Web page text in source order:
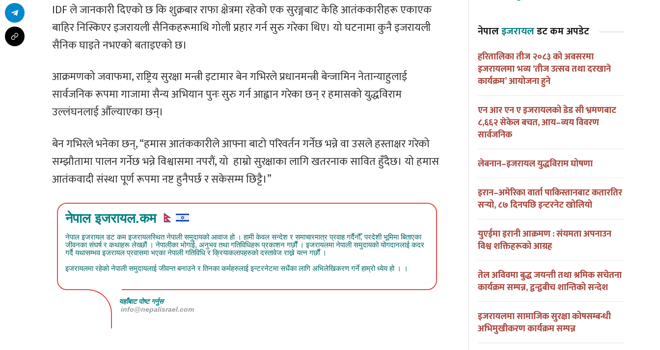
IDF ले जानकारी दिएको छ कि शुक्रबार राफा क्षेत्रमा रहेको एक सुरङ्गबाट केहि आतंककारीहरू एकाएक
बाहिर निस्किएर इजरायली सैनिकहरूमाथि गोली प्रहार गर्न सुरु गरेका थिए। यो घटनामा कुनै इजरायली
सैनिक घाइते नभएको बताइएको छ।
आक्रमणको जवाफमा, राष्ट्रिय सुरक्षा मन्त्री इटामार बेन गभिरले प्रधानमन्त्री बेन्जामिन नेतान्याहुलाई
सार्वजनिक रूपमा गाजामा सैन्य अभियान पुनः सुरु गर्न आह्वान गरेका छन् र हमासको युद्धविराम
उल्लंघनलाई औँल्याएका छन्।
बेन गभिरले भनेका छन्, “हमास आतंककारीले आफ्ना बाटो परिवर्तन गर्नेछ भन्ने वा उसले हस्ताक्षर गरेको
सम्झौतामा पालन गर्नेछ भन्ने विश्वासमा नपरौं, यो हाम्रो सुरक्षाका लागि खतरनाक सावित हुँदैछ। यो हमास
आतंकवादी संस्था पूर्ण रूपमा नष्ट हुनैपर्छ र सकेसम्म छिट्टै।”
नेपाल इजरायल.कम
नेपाल इजरायल डट कम इजरायलस्थित नेपाली समुदायको आवाज हो । हामी केवल सन्देश र समाचारमात्र प्रवाह गर्दैनौँ, परदेशी भूमिमा बिताएका
जीवनका संघर्ष र कथाहरू लेख्छौं । नेपालीका भोगाई, अनुभव तथा गतिविधिहरू प्रकाशन गर्छौं । इजरायलमा नेपाली समुदायको योगदानलाई कदर
गर्दै यथासम्भव इजरायल प्रवासमा भएका नेपाली गतिविधि र क्रियाकलापहरुको दस्तावेज राख्ने यत्न गर्छौं ।
इजरायलमा रहेको नेपाली समुदायलाई जीवन्त बनाउने र तिनका कर्महरुलाई इन्टरनेटमा सधैंका लागि अभिलेखिकरण गर्ने हाम्रो ध्येय हो । ।
यहाँबाट पोष्ट गर्नुस
info@nepalisrael.com
नेपालइजरायलडट कम अपडेट
हरितालिका तीज २०८३ को अवसरमा
इजरायलमा भव्य ‘तीज उत्सव तथा दरखाने
कार्यक्रम’ आयोजना हुने
एन आर एन ए इजरायलको डेड सी भ्रमणबाट
८,६६२ सेकेल बचत, आय–व्यय विवरण
सार्वजनिक
लेबनान–इजरायल युद्धविराम घोषणा
इरान–अमेरिका वार्ता पाकिस्तानबाट कतारतिर
सर्‍यो, ८७ दिनपछि इन्टरनेट खोलियो
युएईमा इरानी आक्रमण : संयमता अपनाउन
विश्व शक्तिहरूको आग्रह
तेल अविवमा बुद्ध जयन्ती तथा श्रमिक सचेतना
कार्यक्रम सम्पन्न, द्वन्द्वबीच शान्तिको सन्देश
इजरायलमा सामाजिक सुरक्षा कोषसम्बन्धी
अभिमुखीकरण कार्यक्रम सम्पन्न